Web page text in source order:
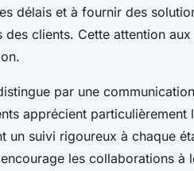
délais et à fournir des
des clients. Cette attention
par une
apprécient
un suivi rigoureux à chaque
les collaborations à